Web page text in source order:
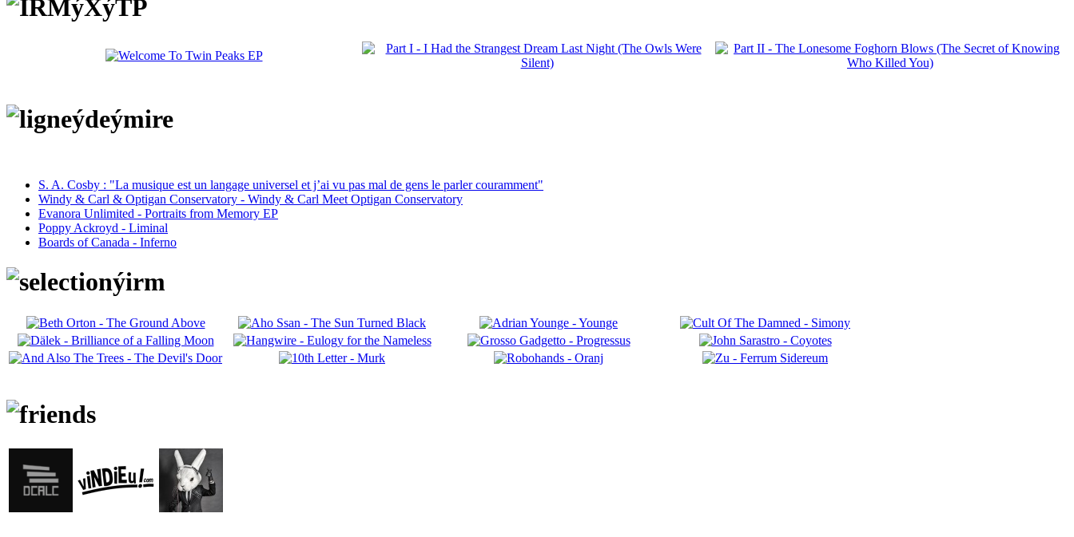
S. A. Cosby : "La musique est un langage universel et j’ai vu pas mal de gens le parler couramment"
Windy & Carl & Optigan Conservatory - Windy & Carl Meet Optigan Conservatory
Evanora Unlimited - Portraits from Memory EP
Poppy Ackroyd - Liminal
Boards of Canada - Inferno